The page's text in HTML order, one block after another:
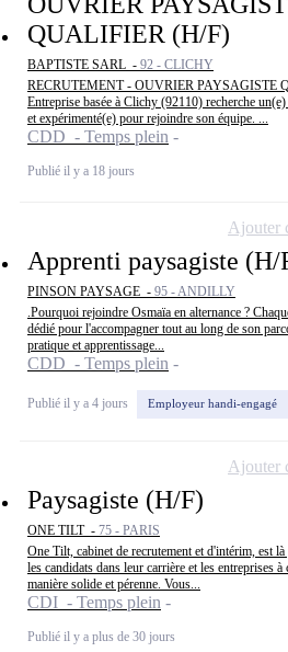
QUALIFIER (H/F)
BAPTISTE SARL - 92 - CLICHY
RECRUTEMENT - OUVRIER PAYSAGISTE
Entreprise basée à Clichy (92110) recherche
et expérimenté(e) pour rejoindre son équipe. ...
CDD - Temps plein
Publié il y a 18 jours
Apprenti paysagiste (H/
PINSON PAYSAGE - 95 - ANDILLY
.Pourquoi rejoindre Osmaïa en alternance ?
dédié pour l'accompagner tout au long de son
pratique et apprentissage...
CDD - Temps plein
Publié il y a 4 jours Employeur handi-engagé
Ajouter
Paysagiste (H/F)
ONE TILT - 75 - PARIS
One Tilt, cabinet de recrutement et d'intérim, est
les candidats dans leur carrière et les entreprises
manière solide et pérenne. Vous...
CDI - Temps plein
Publié il y a plus de 30 jours
Ajouter